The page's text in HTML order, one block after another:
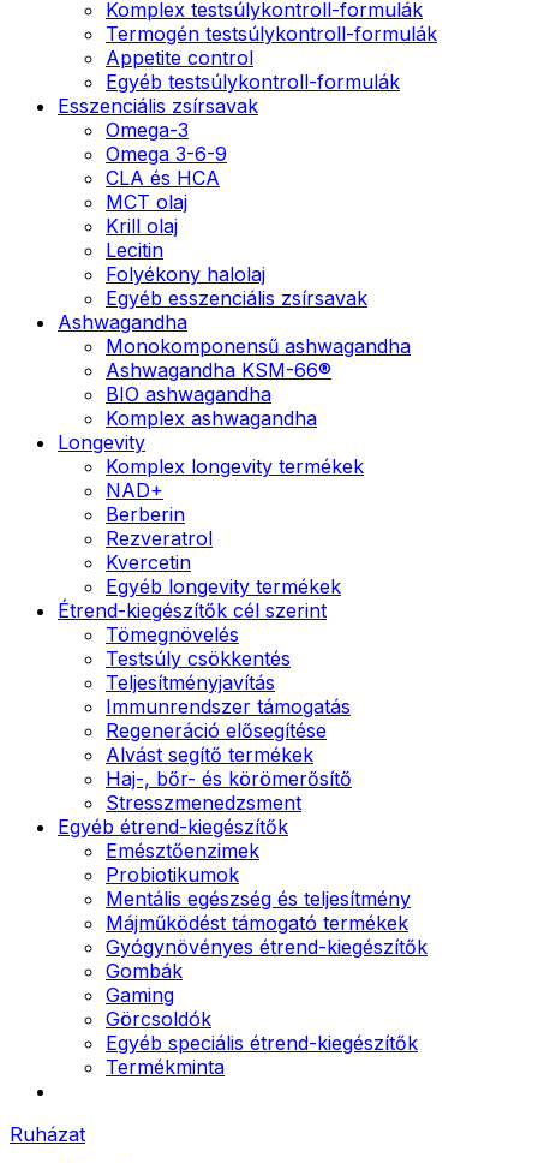
Komplex testsúlykontroll-formulák
Termogén testsúlykontroll-formulák
Appetite control
Egyéb testsúlykontroll-formulák
Esszenciális zsírsavak
Omega-3
Omega 3-6-9
CLA és HCA
MCT olaj
Krill olaj
Lecitin
Folyékony halolaj
Egyéb esszenciális zsírsavak
Ashwagandha
Monokomponensű ashwagandha
Ashwagandha KSM-66®
BIO ashwagandha
Komplex ashwagandha
Longevity
Komplex longevity termékek
NAD+
Berberin
Rezveratrol
Kvercetin
Egyéb longevity termékek
Étrend-kiegészítők cél szerint
Tömegnövelés
Testsúly csökkentés
Teljesítményjavítás
Immunrendszer támogatás
Regeneráció elősegítése
Alvást segítő termékek
Haj-, bőr- és körömerősítő
Stresszmenedzsment
Egyéb étrend-kiegészítők
Emésztőenzimek
Probiotikumok
Mentális egészség és teljesítmény
Májműködést támogató termékek
Gyógynövényes étrend-kiegészítők
Gombák
Gaming
Görcsoldók
Egyéb speciális étrend-kiegészítők
Termékminta
Ruházat